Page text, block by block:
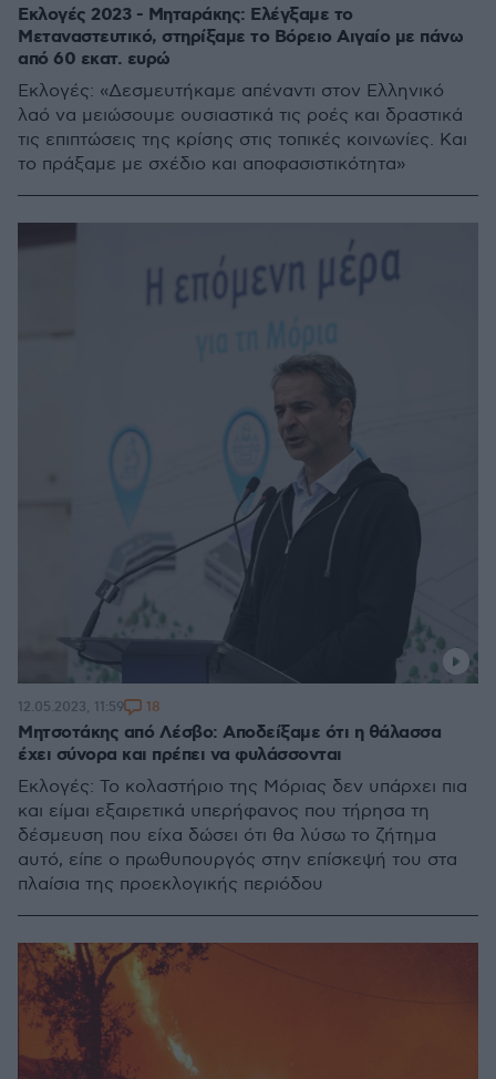
Εκλογές 2023 - Μηταράκης: Ελέγξαμε το
Μεταναστευτικό, στηρίξαμε το Βόρειο Αιγαίο με πάνω
από 60 εκατ. ευρώ
Εκλογές: «Δεσμευτήκαμε απέναντι στον Ελληνικό
λαό να μειώσουμε ουσιαστικά τις ροές και δραστικά
τις επιπτώσεις της κρίσης στις τοπικές κοινωνίες. Και
το πράξαμε με σχέδιο και αποφασιστικότητα»
Μητσοτάκης από Λέσβο: Αποδείξαμε ότι η θάλασσα
έχει σύνορα και πρέπει να φυλάσσονται
Εκλογές: Το κολαστήριο της Μόριας δεν υπάρχει πια
και είμαι εξαιρετικά υπερήφανος που τήρησα τη
δέσμευση που είχα δώσει ότι θα λύσω το ζήτημα
αυτό, είπε ο πρωθυπουργός στην επίσκεψή του στα
πλαίσια της προεκλογικής περιόδου
12.05.2023, 11:59 18